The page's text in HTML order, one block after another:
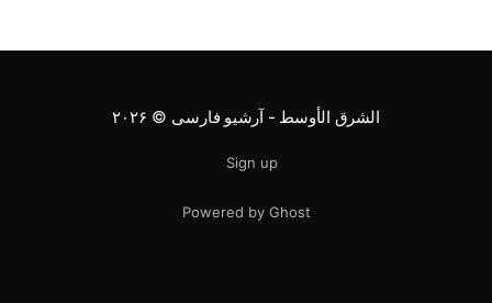
الشرق الأوسط - آرشیو فارسی © ۲۰۲۶
Sign up
Powered by Ghost